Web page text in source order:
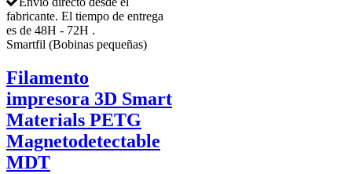
fabricante. El tiempo de entrega
es de 48H - 72H .
Smartfil (Bobinas pequeñas)
Filamento
impresora 3D Smart
Materials PETG
Magnetodetectable
MDT